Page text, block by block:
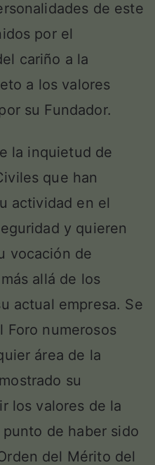
de este
por el
cariño a la
a los valores
su Fundador.
la inquietud de
que han
actividad en el
y quieren
vocación de
allá de los
actual empresa. Se
Foro numerosos
área de la
su
los valores de la
de haber sido
del Mérito del